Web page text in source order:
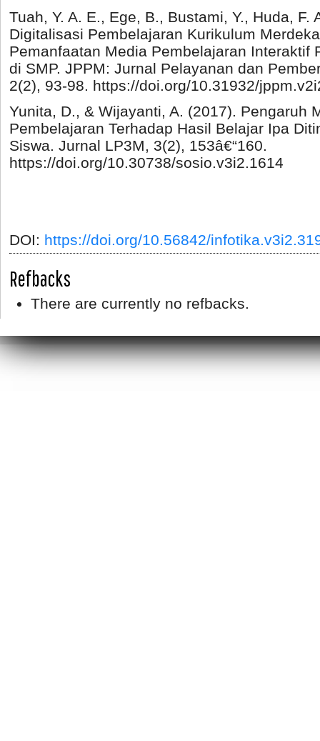
Tuah, Y. A. E., Ege, B., Bustami, Y., Huda, F.
Digitalisasi Pembelajaran Kurikulum
Pemanfaatan Media Pembelajaran Interaktif
di SMP. JPPM: Jurnal Pelayanan dan
2(2), 93-98. https://doi.org/10.31932/
Yunita, D., & Wijayanti, A. (2017). Pengaruh
Pembelajaran Terhadap Hasil Belajar Ipa
Siswa. Jurnal LP3M, 3(2), 153â€“160.
https://doi.org/10.30738/sosio.v3i2.1614
DOI: https://doi.org/10.56842/
Refbacks
There are currently no refbacks.